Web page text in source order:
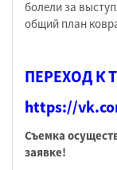
болели за
общий план
ПЕРЕХОД К
https://
Съемка
заявке!